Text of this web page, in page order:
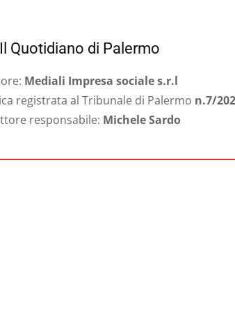
Il Quotidiano di Palermo
Mediali Impresa sociale s.r.l
registrata al Tribunale di Palermo n.7/
responsabile: Michele Sardo